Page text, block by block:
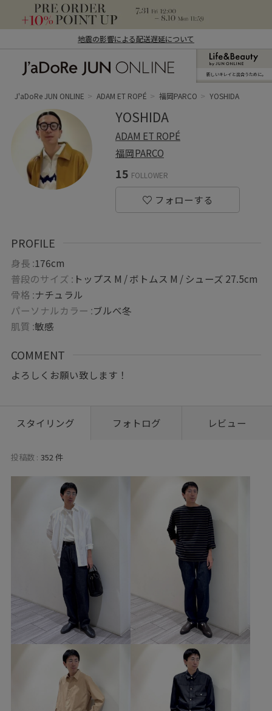
地震の影響による配送遅延について
ン オンライン）
新しいキレイと出合うために。
J'aDoRe JUN ONLINE ADAM ET ROPÉ 福岡PARCO YOSHIDA
YOSHIDA
ADAM ET ROPÉ
福岡PARCO
15 FOLLOWER
PROFILE
身長 :176cm
普段のサイズ : トップス M / ボトムス M / シューズ 27.5cm
骨格 :ナチュラル
パーソナルカラー :ブルべ冬
肌質 :敏感
COMMENT
よろしくお願い致します！
スタイリング フォトログ レビュー
投稿数 : 352 件